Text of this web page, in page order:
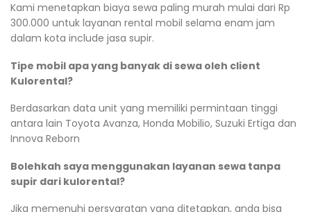
Kami menetapkan biaya sewa paling murah mulai dari Rp
300.000 untuk layanan rental mobil selama enam jam
dalam kota include jasa supir.
Tipe mobil apa yang banyak di sewa oleh client
Kulorental?
Berdasarkan data unit yang memiliki permintaan tinggi
antara lain Toyota Avanza, Honda Mobilio, Suzuki Ertiga dan
Innova Reborn
Bolehkah saya menggunakan layanan sewa tanpa
supir dari kulorental?
Jika memenuhi persyaratan yang ditetapkan, anda bisa